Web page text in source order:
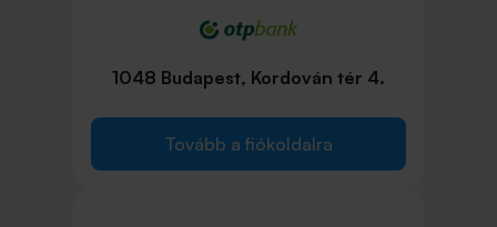
1048 Budapest, Kordován tér 4.
Tovább a fiókoldalra